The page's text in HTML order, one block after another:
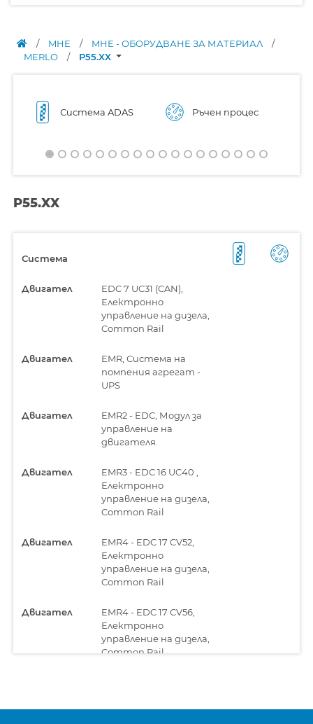
/ MHE / MHE - ОБОРУДВАНЕ ЗА МАТЕРИАЛ
/
MERLO
/ P55.XX
Система ADAS Ръчен процес
P55.XX
Система
Двигател
EDC 7 UC31 (CAN),
Електронно
управление на дизела,
Common Rail
Двигател
EMR, Система на
помпения агрегат -
UPS
Двигател
EMR2 - EDC, Модул за
управление на
двигателя.
Двигател
EMR3 - EDC 16 UC40 ,
Електронно
управление на дизела,
Common Rail
Двигател
EMR4 - EDC 17 CV52,
Електронно
управление на дизела,
Common Rail
Двигател
EMR4 - EDC 17 CV56,
Електронно
управление на дизела,
Common Rail
Програмируем